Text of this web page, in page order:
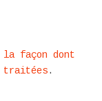
façon dont
traitées.